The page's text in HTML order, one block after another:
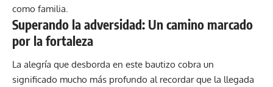
como familia.
Superando la adversidad: Un camino marcado
por la fortaleza
La alegría que desborda en este bautizo cobra un
significado mucho más profundo al recordar que la llegada